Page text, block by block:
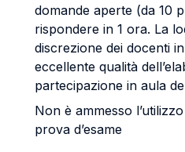
domande aperte (da 10
rispondere in 1 ora. La
discrezione dei docenti
eccellente qualità
partecipazione in aula
Non è ammesso
prova d’esame